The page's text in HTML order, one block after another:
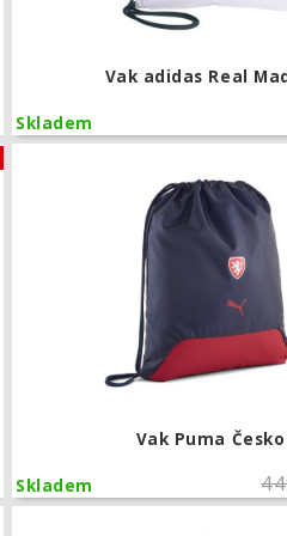
Vak adidas Real
Skladem
Vak Puma Česko
Skladem